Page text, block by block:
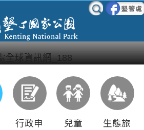
行政申
兒童
生態旅